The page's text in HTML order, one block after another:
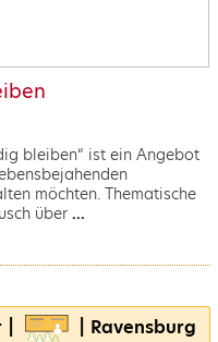
bleiben“ ist ein Angebot
möchten. Thematische
über...
| Ravensburg